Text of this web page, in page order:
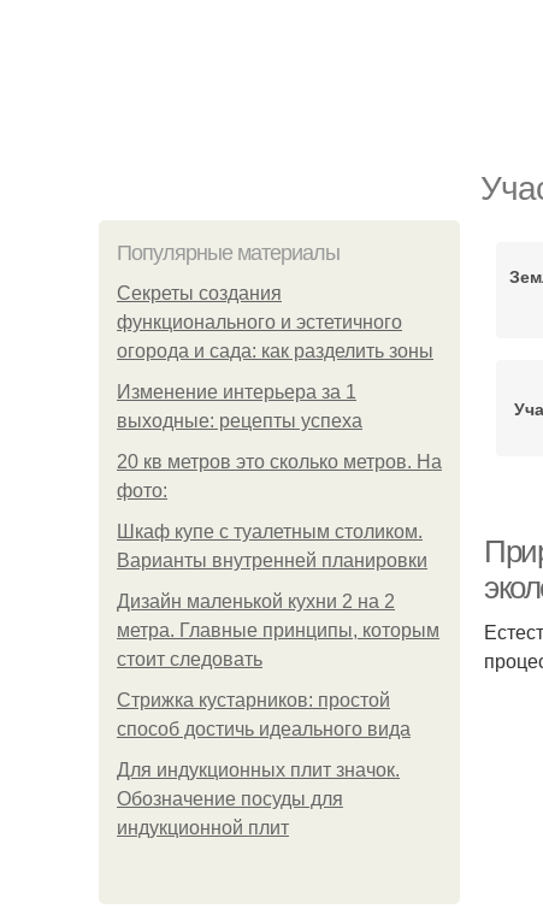
Популярные материалы
Секреты создания
функционального и эстетичного
огорода и сада: как разделить зоны
Изменение интерьера за 1
выходные: рецепты успеха
20 кв метров это сколько метров. На
фото:
Шкаф купе с туалетным столиком.
Варианты внутренней планировки
Дизайн маленькой кухни 2 на 2
метра. Главные принципы, которым
стоит следовать
Стрижка кустарников: простой
способ достичь идеального вида
Для индукционных плит значок.
Обозначение посуды для
индукционной плит